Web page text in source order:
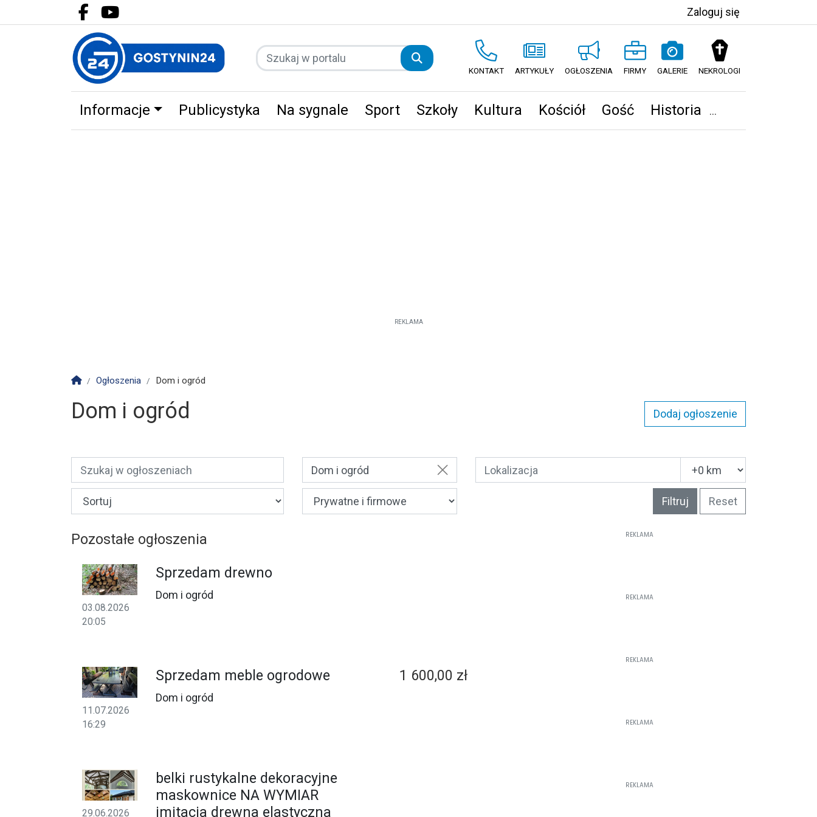
Facebook.com
Youtube.com Zaloguj się
KONTAKT ARTYKUŁY OGŁOSZENIA FIRMY GALERIE NEKROLOGI
Informacje Publicystyka Na sygnale Sport Szkoły Kultura Kościół Gość Historia
REKLAMA
Strona główna
Ogłoszenia Dom i ogród
Dom i ogród Dodaj ogłoszenie
Dom i ogród
Filtruj Reset
Pozostałe ogłoszenia
03.08.2026
20:05
Sprzedam drewno
Dom i ogród
11.07.2026
16:29
Sprzedam meble ogrodowe
Dom i ogród
1 600,00 zł
29.06.2026
belki rustykalne dekoracyjne
maskownice NA WYMIAR
imitacja drewna elastyczna
REKLAMA
REKLAMA
REKLAMA
REKLAMA
REKLAMA